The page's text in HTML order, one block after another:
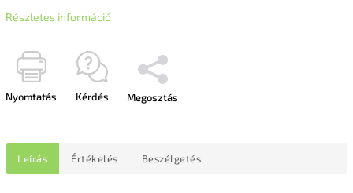
Részletes információ
Nyomtatás Kérdés Megosztás
Leírás Értékelés Beszélgetés